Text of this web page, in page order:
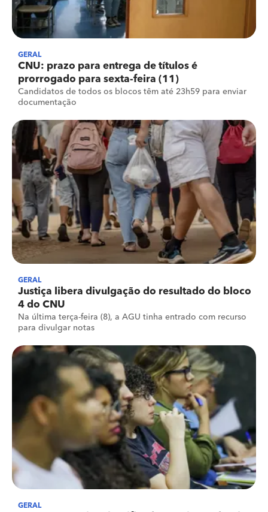
GERAL
CNU: prazo para entrega de títulos é
prorrogado para sexta-feira (11)
Candidatos de todos os blocos têm até 23h59 para enviar
documentação
GERAL
Justiça libera divulgação do resultado do bloco
4 do CNU
Na última terça-feira (8), a AGU tinha entrado com recurso
para divulgar notas
GERAL